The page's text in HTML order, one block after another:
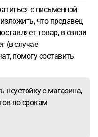
только корпуса нашей
и надо ждать
ситуация все более
ждем, можно было бы
другом месте, но мы это
по срокам
забрать предоплату,
могут возникнуть
будь у нас договор, все
с письменной
что продавец
товар, в связи
(в случае
помогу составить
неустойку с магазина,
по срокам